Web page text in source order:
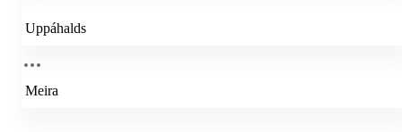
Uppáhalds
Meira